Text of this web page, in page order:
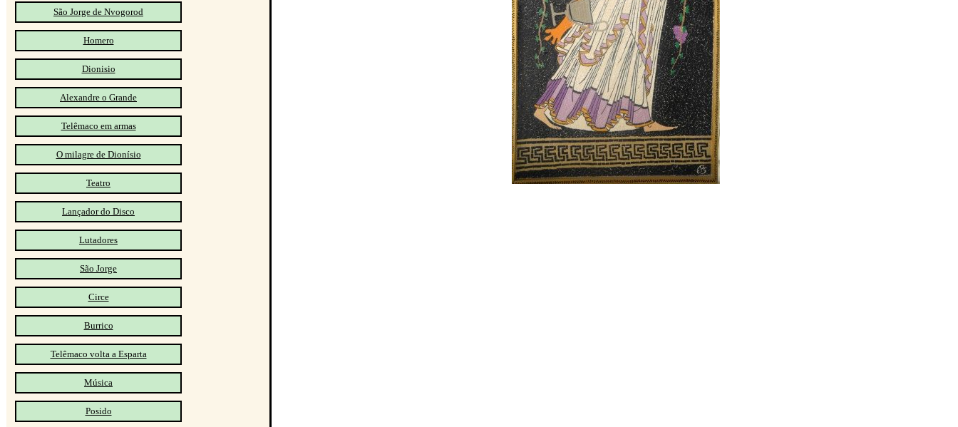
São Jorge de Nvogorod
Homero
Dionisio
Alexandre o Grande
Telêmaco em armas
O milagre de Dionísio
Teatro
Lançador do Disco
Lutadores
São Jorge
Circe
Burrico
Telêmaco volta a Esparta
Música
Posido